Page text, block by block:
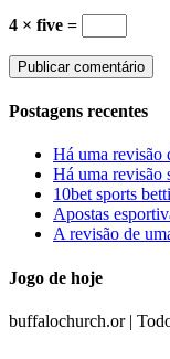
4 × five =
Postagens recentes
Há uma revisão
Há uma revisão
10bet sports
Apostas
A revisão de
Jogo de hoje
buffalochurch.or |